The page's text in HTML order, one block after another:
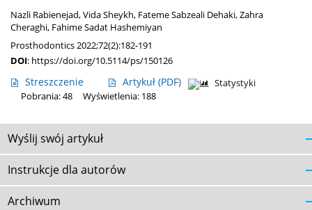
Nazli Rabienejad,Vida Sheykh, Fateme Sabzeali Dehaki,Zahra
Cheraghi, Fahime Sadat Hashemiyan
Prosthodontics 2022;72(2):182-191
DOI: https://doi.org/10.5114/ps/150126
Streszczenie Artykuł (PDF)
Statystyki
Pobrania: 48
Wyświetlenia: 188
Wyślij swój artykuł
Instrukcje dla autorów
Archiwum